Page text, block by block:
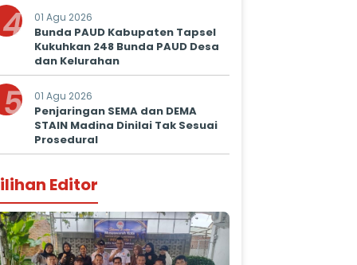
Ketapang dan Kesejahteraan
Petani
4 01 Agu 2026
Bunda PAUD Kabupaten Tapsel
Kukuhkan 248 Bunda PAUD Desa
dan Kelurahan
5 01 Agu 2026
Penjaringan SEMA dan DEMA
STAIN Madina Dinilai Tak Sesuai
Prosedural
Editor